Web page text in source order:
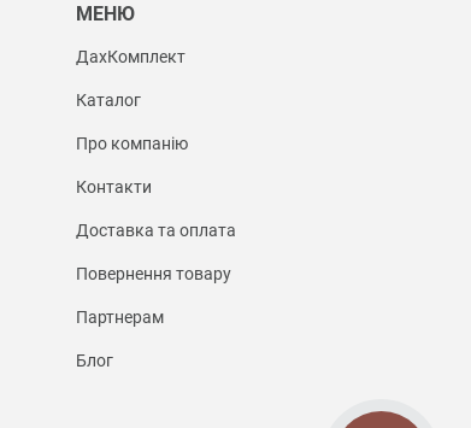
МЕНЮ
ДахКомплект
Каталог
Про компанію
Контакти
Доставка та оплата
Повернення товару
Партнерам
Блог